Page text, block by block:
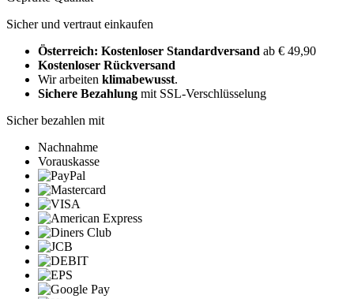
Sicher und vertraut einkaufen
Österreich: Kostenloser Standardversand ab € 49,90
Kostenloser Rückversand
Wir arbeiten klimabewusst.
Sichere Bezahlung mit SSL-Verschlüsselung
Sicher bezahlen mit
Nachnahme
Vorauskasse